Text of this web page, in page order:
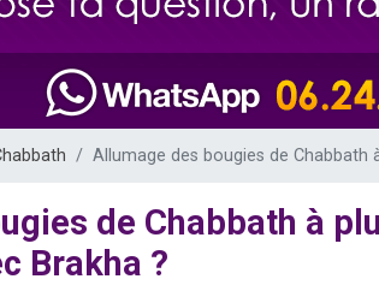
3 personnes viennent de nous rejoindre sur
2 personnes viennent de nous rejoindre sur
2 personnes viennent de nous rejoindre sur
Allumage des bougies de Chabbath
de Chabbath à
Brakha ?